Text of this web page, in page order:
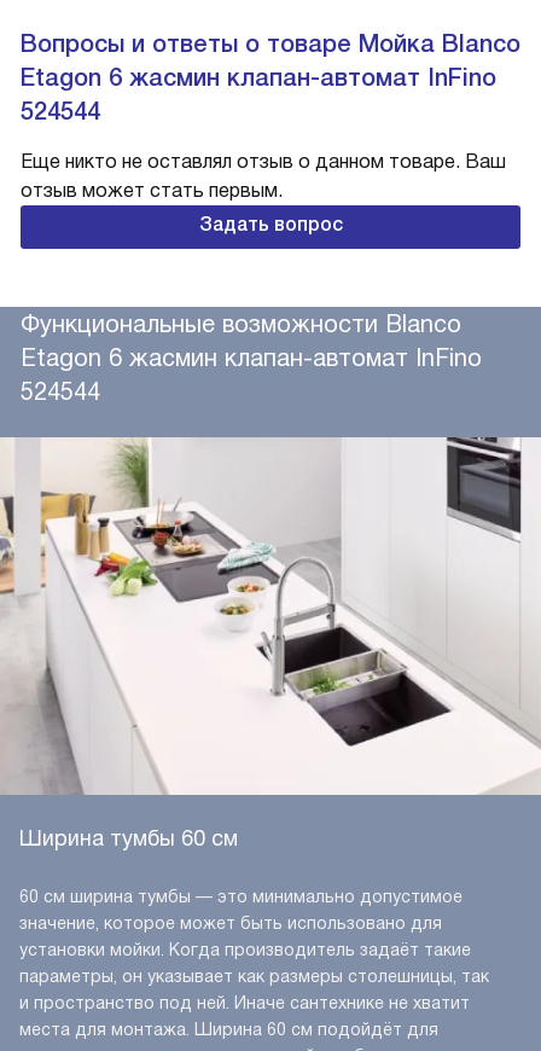
Вопросы и ответы о товаре Мойка Blanco
Etagon 6 жасмин клапан-автомат InFino
524544
Еще никто не оставлял отзыв о данном товаре. Ваш
отзыв может стать первым.
Задать вопрос
Функциональные возможности Blanco
Etagon 6 жасмин клапан-автомат InFino
524544
Ширина тумбы 60 см
60 см ширина тумбы — это минимально допустимое
значение, которое может быть использовано для
установки мойки. Когда производитель задаёт такие
параметры, он указывает как размеры столешницы, так
и пространство под ней. Иначе сантехнике не хватит
места для монтажа. Ширина 60 см подойдёт для